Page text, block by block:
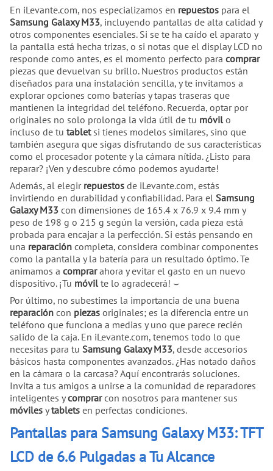
En iLevante.com, nos especializamos en repuestos para el
Samsung Galaxy M33, incluyendo pantallas de alta calidad y
otros componentes esenciales. Si se te ha caído el aparato y
la pantalla está hecha trizas, o si notas que el display LCD no
responde como antes, es el momento perfecto para comprar
piezas que devuelvan su brillo. Nuestros productos están
diseñados para una instalación sencilla, y te invitamos a
explorar opciones como baterías y tapas traseras que
mantienen la integridad del teléfono. Recuerda, optar por
originales no solo prolonga la vida útil de tu móvil o
incluso de tu tabletsi tienes modelos similares, sino que
también asegura que sigas disfrutando de sus características
como el procesador potente y la cámara nítida. ¿Listo para
reparar? ¡Ven y descubre cómo podemos ayudarte!
Además, al elegir repuestos de iLevante.com, estás
invirtiendo en durabilidad y confiabilidad. Para el Samsung
Galaxy M33 con dimensiones de 165.4 x 76.9 x 9.4 mm y
peso de 198 g o 215 g según la versión, cada pieza está
probada para encajar a la perfección. Si estás pensando en
una reparación completa, considera combinar componentes
como la pantalla y la batería para un resultado óptimo. Te
animamos a comprarahora y evitar el gasto en un nuevo
dispositivo. ¡Tu móvil te lo agradecerá! ⌣
Por último, no subestimes la importancia de una buena
reparación con piezas originales; es la diferencia entre un
teléfono que funciona a medias y uno que parece recién
salido de la caja. En iLevante.com, tenemos todo lo que
necesitas para tu Samsung Galaxy M33, desde accesorios
básicos hasta componentes avanzados. ¿Has notado daños
en la cámara o la carcasa? Aquí encontrarás soluciones.
Invita a tus amigos a unirse a la comunidad de reparadores
inteligentes ycomprarcon nosotros para mantener sus
móviles ytablets en perfectas condiciones.
Pantallas para Samsung Galaxy M33: TFT
LCD de 6.6 Pulgadas a Tu Alcance